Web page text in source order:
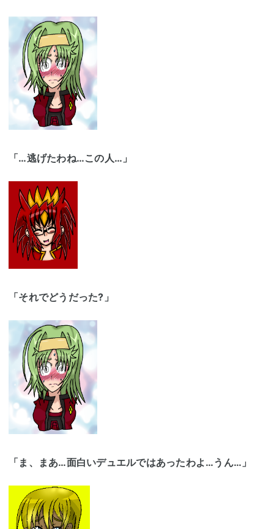
「…逃げたわね…この人…」
「それでどうだった?」
「ま、まあ…面白いデュエルではあったわよ…うん…」